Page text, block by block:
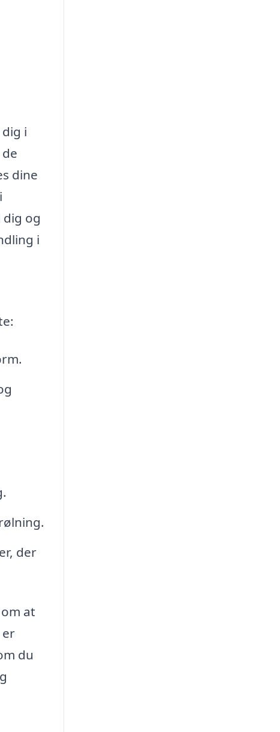
i
dine
og
i
der
at
er
du